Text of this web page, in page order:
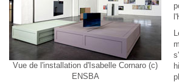
Vue de l'installation d'Isabelle Cornaro (c)
ENSBA